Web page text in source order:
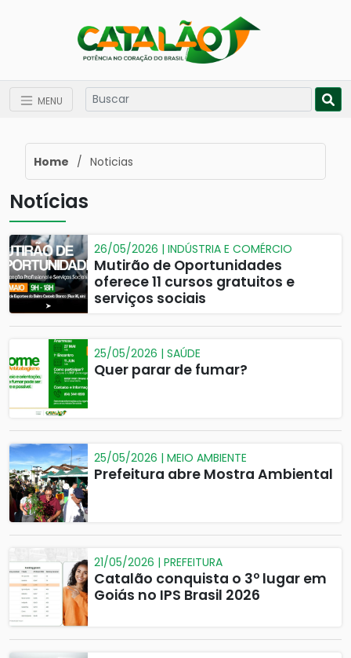
MENU
Home / Noticias
Notícias
26/05/2026 | INDÚSTRIA E COMÉRCIO
Mutirão de Oportunidades
oferece 11 cursos gratuitos e
serviços sociais
25/05/2026 | SAÚDE
Quer parar de fumar?
25/05/2026 | MEIO AMBIENTE
Prefeitura abre Mostra Ambiental
21/05/2026 | PREFEITURA
Catalão conquista o 3º lugar em
Goiás no IPS Brasil 2026